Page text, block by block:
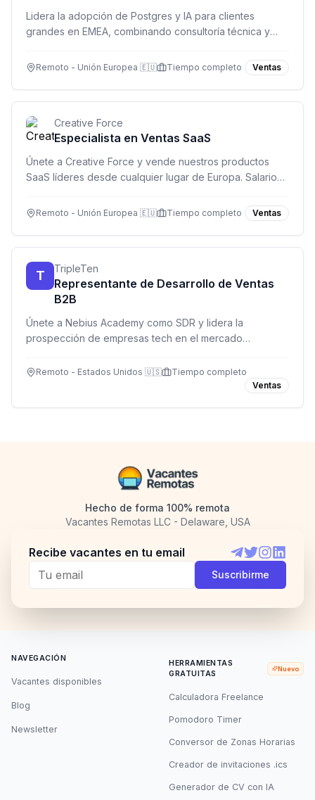
Lidera la adopción de Postgres y IA para clientes
grandes en EMEA, combinando consultoría técnica y
Remoto - Unión Europea 🇪🇺 Tiempo completo Ventas
Creative Force
Especialista en Ventas SaaS
Únete a Creative Force y vende nuestros productos
SaaS líderes desde cualquier lugar de Europa. Salario
Remoto - Unión Europea 🇪🇺 Tiempo completo Ventas
T TripleTen
Representante de Desarrollo de Ventas
B2B
Únete a Nebius Academy como SDR y lidera la
prospección de empresas tech en el mercado
remoto.
Remoto - Estados Unidos 🇺🇸
Tiempo completo
Ventas
Hecho de forma 100% remota
Vacantes Remotas LLC - Delaware, USA
Recibe vacantes en tu email
Telegram
TwitterInstagram
Suscribirme
NAVEGACIÓN
Vacantes disponibles
Blog
Newsletter
HERRAMIENTAS
GRATUITAS
Nuevo
Calculadora Freelance
Pomodoro Timer
Conversor de Zonas Horarias
Creador de invitaciones .ics
Generador de CV con IA